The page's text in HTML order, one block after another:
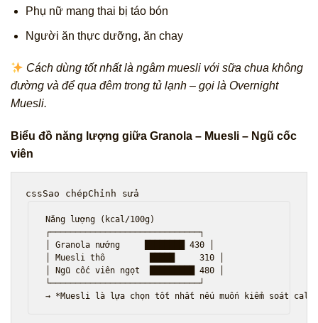
Phụ nữ mang thai bị táo bón
Người ăn thực dưỡng, ăn chay
Cách dùng tốt nhất là ngâm muesli với sữa chua không
đường và để qua đêm trong tủ lạnh – gọi là Overnight
Muesli.
Biểu đồ năng lượng giữa Granola – Muesli – Ngũ cốc
viên
cssSao chépChỉnh sửa
Năng lượng (kcal/100g)
┌──────────────────────────────┐
│ Granola nướng     ████████ 430 │
│ Muesli thô         █████     310 │
│ Ngũ cốc viên ngọt  █████████ 480 │
└──────────────────────────────┘